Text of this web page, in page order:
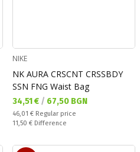
NIKE
NK AURA CRSCNT CRSSBDY
SSN FNG Waist Bag
Текуща цена:
34,51 € / 67,50 BGN
Regular price:
46,01 € Regular price
Спестявате:
11,50 € Difference